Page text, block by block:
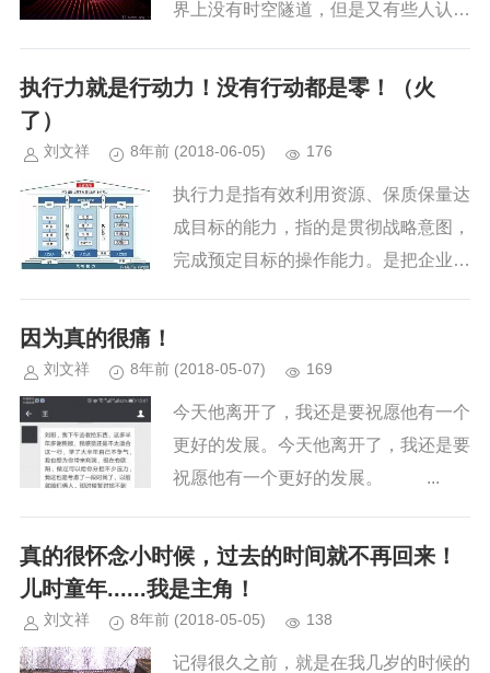
界上没有时空隧道，但是又有些人认为
们没有经历过罢了。传说中的时空隧道
执行力就是行动力！没有行动都是零！（火
了）
刘文祥 8年前 (2018-06-05) 176
执行力是指有效利用资源、保质保量达
成目标的能力，指的是贯彻战略意图，
完成预定目标的操作能力。是把企业战
因为真的很痛！
刘文祥 8年前 (2018-05-07) 169
今天他离开了，我还是要祝愿他有一个
更好的发展。今天他离开了，我还是要
祝愿他有一个更好的发展。 ...
真的很怀念小时候，过去的时间就不再回来！
儿时童年......我是主角！
刘文祥 8年前 (2018-05-05) 138
记得很久之前，就是在我几岁的时候的